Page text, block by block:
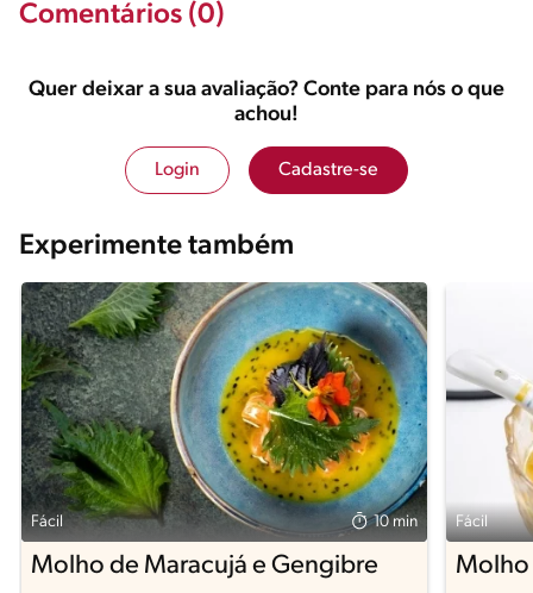
Comentários (0)
Quer deixar a sua avaliação? Conte para nós o que
achou!
Login Cadastre-se
Experimente também
Fácil 10 min
Molho de Maracujá e Gengibre
Fácil
Molho